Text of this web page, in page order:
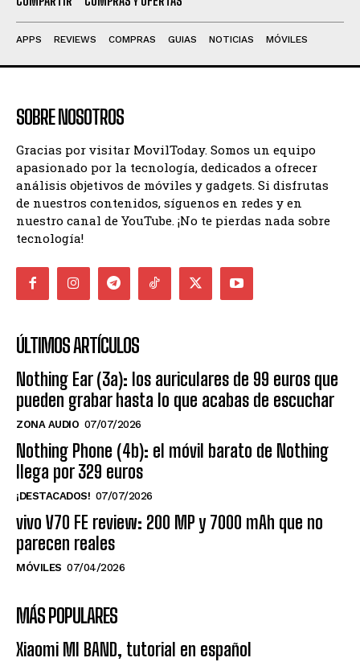
APPS REVIEWS COMPRAS GUIAS NOTICIAS MÓVILES
SOBRE NOSOTROS
Gracias por visitar MovilToday. Somos un equipo
apasionado por la tecnología, dedicados a ofrecer
análisis objetivos de móviles y gadgets. Si disfrutas
de nuestros contenidos, síguenos en redes y en
nuestro canal de YouTube. ¡No te pierdas nada sobre
tecnología!
ÚLTIMOS ARTÍCULOS
Nothing Ear (3a): los auriculares de 99 euros que
pueden grabar hasta lo que acabas de escuchar
ZONA AUDIO 07/07/2026
Nothing Phone (4b): el móvil barato de Nothing
llega por 329 euros
¡DESTACADOS! 07/07/2026
vivo V70 FE review: 200 MP y 7000 mAh que no
parecen reales
MÓVILES 07/04/2026
MÁS POPULARES
Xiaomi MI BAND, tutorial en español